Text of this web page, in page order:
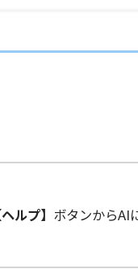
ヘルプ】 ボタンからAI